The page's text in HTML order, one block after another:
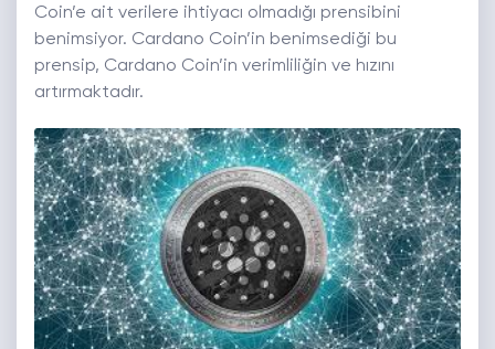
Coin’e ait verilere ihtiyacı olmadığı prensibini
benimsiyor. Cardano Coin’in benimsediği bu
prensip, Cardano Coin’in verimliliğin ve hızını
artırmaktadır.